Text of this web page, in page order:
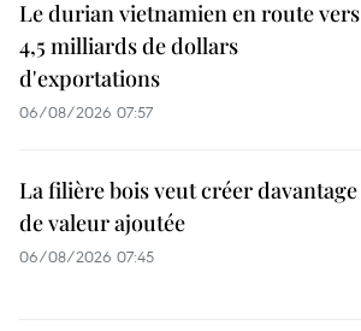
Le durian vietnamien en route vers
4,5 milliards de dollars
d'exportations
06/08/2026 07:57
La filière bois veut créer davantage
de valeur ajoutée
06/08/2026 07:45